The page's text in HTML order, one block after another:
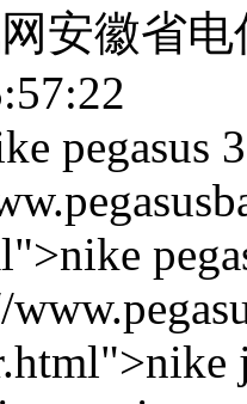
安徽省
pegasus